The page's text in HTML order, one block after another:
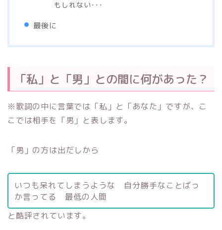
もしれない･･･
最後に
「私」と「男」との間に何があった？
※歌詞の中に言葉では「私」と「あなた」ですが、こ
こでは相手を「男」と表します。
「男」の方は出だしから
いつも呆れてしまうような 自分勝手なことばっ
か言ってる 最低の人間
と酷評されています。